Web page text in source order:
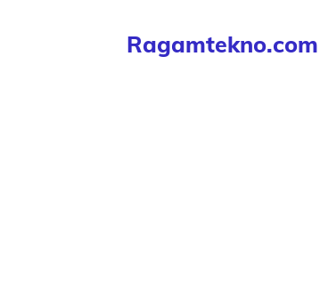
Ragamtekno.com